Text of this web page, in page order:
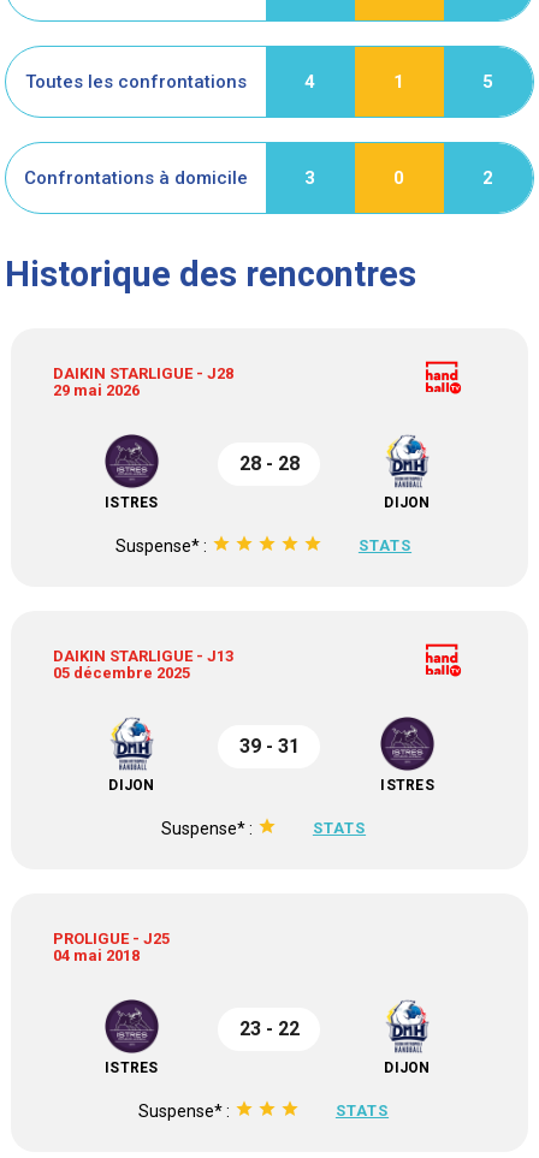
Toutes les confrontations 4 1 5
Confrontations à domicile 3 0 2
Historique des rencontres
DAIKIN STARLIGUE - J28
29 mai 2026
ISTRES
28 - 28
DIJON
Suspense* : star star star star star STATS
DAIKIN STARLIGUE - J13
05 décembre 2025
DIJON
39 - 31
ISTRES
Suspense* : star STATS
PROLIGUE - J25
04 mai 2018
ISTRES
23 - 22
DIJON
Suspense* : star star star STATS